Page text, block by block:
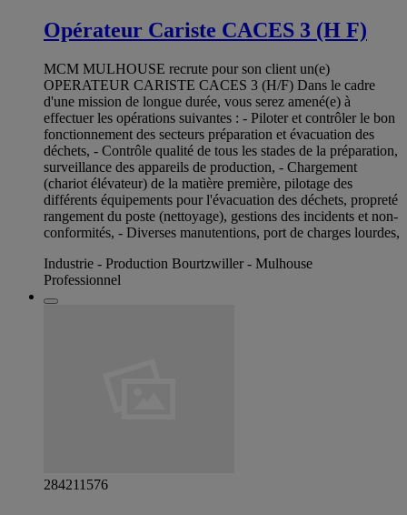
Opérateur Cariste CACES 3 (H F)
MCM MULHOUSE recrute pour son client un(e)
OPERATEUR CARISTE CACES 3 (H/F) Dans le cadre
d'une mission de longue durée, vous serez amené(e) à
effectuer les opérations suivantes : - Piloter et contrôler le bon
fonctionnement des secteurs préparation et évacuation des
déchets, - Contrôle qualité de tous les stades de la préparation,
surveillance des appareils de production, - Chargement
(chariot élévateur) de la matière première, pilotage des
différents équipements pour l'évacuation des déchets, propreté
rangement du poste (nettoyage), gestions des incidents et non-
conformités, - Diverses manutentions, port de charges lourdes,
Industrie - Production Bourtzwiller - Mulhouse
Professionnel
284211576